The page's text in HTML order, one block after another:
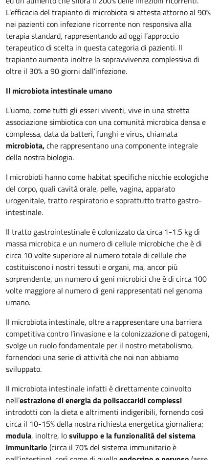
L’efficacia del trapianto di microbiota si attesta attorno al 90%
nei pazienti con infezione ricorrente non responsiva alla
terapia standard, rappresentando ad oggi l’approccio
terapeutico di scelta in questa categoria di pazienti. Il
trapianto aumenta inoltre la sopravvivenza complessiva di
oltre il 30% a 90 giorni dall’infezione.
Il microbiota intestinale umano
L’uomo, come tutti gli esseri viventi, vive in una stretta
associazione simbiotica con una comunità microbica densa e
complessa, data da batteri, funghi e virus, chiamata
microbiota,che rappresentano una componente integrale
della nostra biologia.
I microbioti hanno come habitat specifiche nicchie ecologiche
del corpo, quali cavità orale, pelle, vagina, apparato
urogenitale, tratto respiratorio e soprattutto tratto gastro-
intestinale.
Il tratto gastrointestinale è colonizzato da circa 1-1.5 kg di
massa microbica e un numero di cellule microbiche che è di
circa 10 volte superiore al numero totale di cellule che
costituiscono i nostri tessuti e organi, ma, ancor più
sorprendente, un numero di geni microbici che è di circa 100
volte maggiore al numero di geni rappresentati nel genoma
umano.
Il microbiota intestinale, oltre a rappresentare una barriera
competitiva contro l’invasione e la colonizzazione di patogeni,
svolge un ruolo fondamentale per il nostro metabolismo,
fornendoci una serie di attività che noi non abbiamo
sviluppato.
Il microbiota intestinale infatti è direttamente coinvolto
nell’estrazione di energia da polisaccaridi complessi
introdotti con la dieta e altrimenti indigeribili, fornendo così
circa il 10-15% della nostra richiesta energetica giornaliera;
modula, inoltre, losviluppo e la funzionalità del sistema
immunitario (circa il 70% del sistema immunitario è